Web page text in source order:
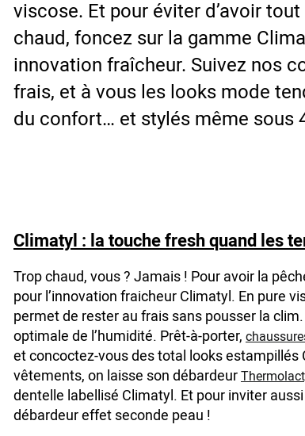
viscose. Et pour éviter d’avoir
chaud, foncez sur la gamme
innovation fraîcheur. Suivez nos
frais, et à vous les looks mode
du confort… et stylés même sous
Climatyl : la touche fresh quand les
Trop chaud, vous ? Jamais ! Pour avoir la
pour l’innovation fraicheur Climatyl. En pure
permet de rester au frais sans pousser la
optimale de l’humidité. Prêt-à-porter,
et concoctez-vous des total looks estampillés
vêtements, on laisse son débardeur
dentelle labellisé Climatyl. Et pour inviter
débardeur effet seconde peau !